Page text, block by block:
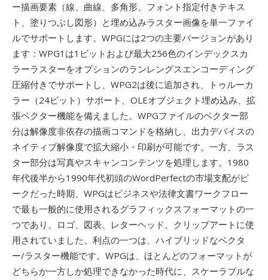
ー描画要素（線、曲線、多角形、フォント指定付きテキス
ト、塗りつぶし図形）と埋め込みラスター画像を単一ファイ
ルでサポートします。WPGには2つの主要バージョンがあり
ます：WPG1は1ビットおよび最大256色のインデックスカ
ラーラスターをオプションのランレングスエンコーディング
圧縮付きでサポートし、WPG2は後に追加され、トゥルーカ
ラー（24ビット）サポート、OLEオブジェクト埋め込み、拡
張ベクター機能を備えました。WPGファイルのベクター部
分は解像度非依存の描画コマンドを格納し、出力デバイスの
ネイティブ解像度で拡大縮小・印刷が可能です。一方、ラス
ター部分は写真やスキャンコンテンツを処理します。1980
年代後半から1990年代初頭のWordPerfectの市場支配がピ
ークだった時期、WPGはビジネスや法律文書ワークフロー
で最も一般的に使用されるグラフィックスフォーマットの一
つであり、ロゴ、図表、レターヘッド、クリップアートに使
用されていました。利点の一つは、ハイブリッドなベクタ
ー/ラスター機能です。WPGは、ほとんどのフォーマットが
どちらか一方しか処理できなかった時代に、スケーラブルな